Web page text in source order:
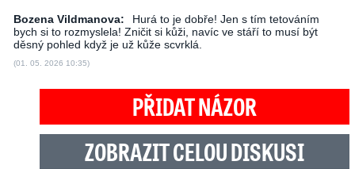
Bozena Vildmanova:
Hurá to je dobře! Jen s tím tetováním
bych si to rozmyslela! Zničit si kůži, navíc ve stáří to musí být
děsný pohled když je už kůže scvrklá.
(01. 05. 2026 10:35)
PŘIDAT NÁZOR
ZOBRAZIT CELOU DISKUSI